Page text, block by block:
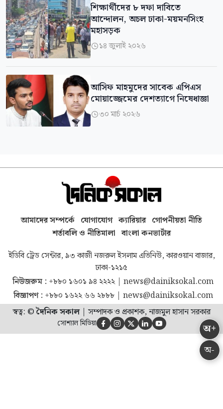
শিক্ষার্থীদের ৮ দফা দাবিতে
আন্দোলন, অচল ঢাকা-ময়মনসিংহ
মহাসড়ক
১৪ জুলাই ২০২৬
আসিফ মাহমুদের সাবেক এপিএস
মোয়াজ্জেমের দেশত্যাগে নিষেধাজ্ঞা
৩০ মার্চ ২০২৬
অ-
অ+
আমাদের সম্পর্কে যোগাযোগ ক্যারিয়ার গোপনীয়তা নীতি
শর্তাবলি ও নীতিমালা বাংলা কনভার্টার
ইডিবি ট্রেড সেন্টার, ৯৩ কাজী নজরুল ইসলাম এভিনিউ, কারওয়ান বাজার,
ঢাকা-১২১৫
নিউজরুম : +৮৮০ ১৬০১ ৯৪ ২২২২| news@dainiksokal.com
বিজ্ঞাপণ : +৮৮০ ১৬২২ ৬৬ ২৮৮৮| news@dainiksokal.com
স্বত্ব: ©দৈনিক সকাল| সম্পাদক ও প্রকাশক, নাজমুল হাসান সরকার
সোশ্যাল মিডিয়া     